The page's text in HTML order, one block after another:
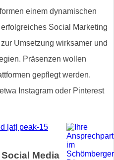
einem dynamischen
Social Marketing
Umsetzung wirksamer und
Präsenzen wollen
gepflegt werden.
Instagram oder Pinterest
[at] peak-15
Media